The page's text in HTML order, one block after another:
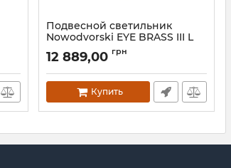
Подвесной светильник
Nowodvorski EYE BRASS III L
Артикул:8915
12 889,00 грн
Купить